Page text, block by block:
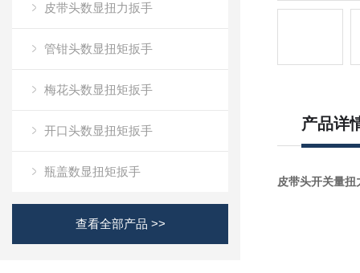
皮带头数显扭力扳手
管钳头数显扭矩扳手
梅花头数显扭矩扳手
开口头数显扭矩扳手
瓶盖数显扭矩扳手
查看全部产品 >>
产品详
皮带头开关量